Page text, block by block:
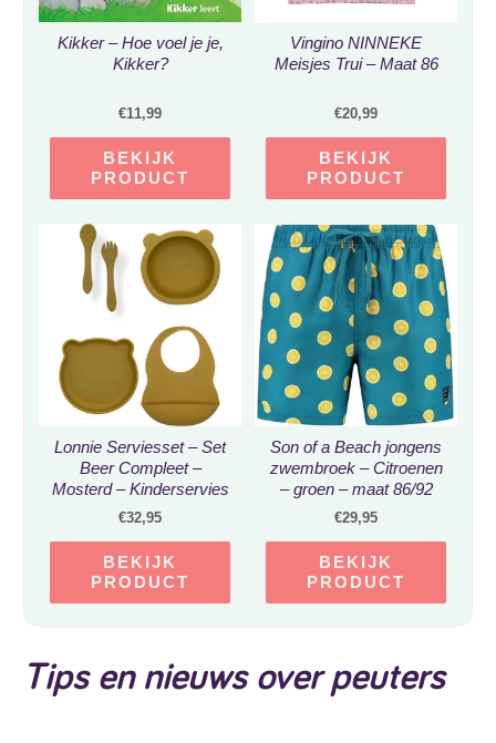
Kikker – Hoe voel je je,
Kikker?
€11,99
BEKIJK
PRODUCT
Vingino NINNEKE
Meisjes Trui – Maat 86
€20,99
BEKIJK
PRODUCT
Lonnie Serviesset – Set
Beer Compleet –
Mosterd – Kinderservies
– Servies – Bestek
€32,95
BEKIJK
PRODUCT
Son of a Beach jongens
zwembroek – Citroenen
– groen – maat 86/92
€29,95
BEKIJK
PRODUCT
Tips en nieuws over peuters